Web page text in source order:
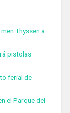
Thyssen a
pistolas
ferial de
el Parque del